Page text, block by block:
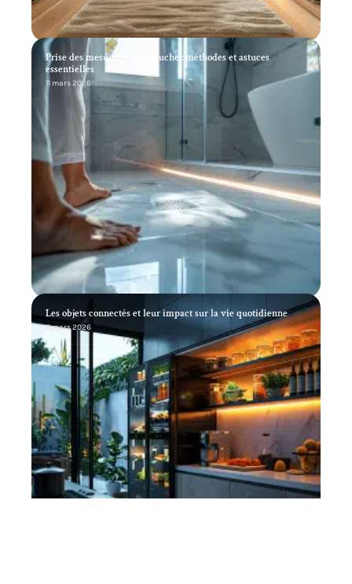
Prise des mesures d’une douche : méthodes et astuces
essentielles
11 mars 2026
Les objets connectés et leur impact sur la vie quotidienne
11 mars 2026